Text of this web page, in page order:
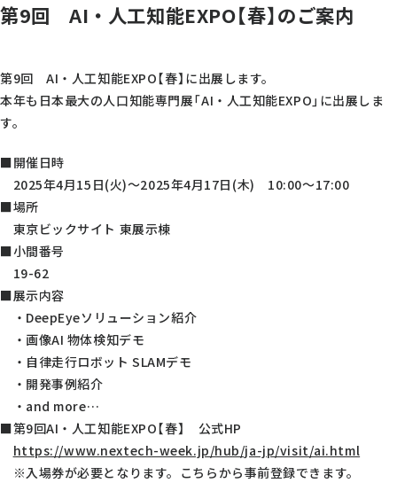
第9回 AI・人工知能EXPO【春】のご案内
第9回 AI・人工知能EXPO【春】に出展します。
本年も日本最大の人口知能専門展「AI・人工知能EXPO」に出展しま
す。
■開催日時
2025年4月15日(火)～2025年4月17日(木) 10:00～17:00
■場所
東京ビックサイト 東展示棟
■小間番号
19-62
■展示内容
・DeepEyeソリューション紹介
・画像AI 物体検知デモ
・自律走行ロボット SLAMデモ
・開発事例紹介
・and more…
■第9回AI・人工知能EXPO【春】 公式HP
https://www.nextech-week.jp/hub/ja-jp/visit/ai.html
※入場券が必要となります。こちらから事前登録できます。